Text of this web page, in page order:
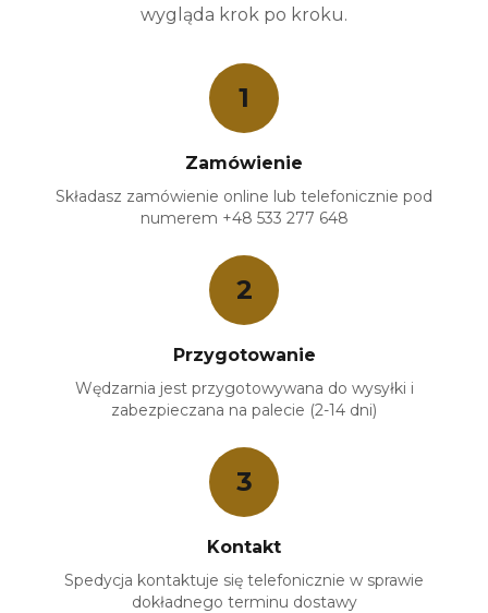
wygląda krok po kroku.
1
Zamówienie
Składasz zamówienie online lub telefonicznie pod
numerem +48 533 277 648
2
Przygotowanie
Wędzarnia jest przygotowywana do wysyłki i
zabezpieczana na palecie (2-14 dni)
3
Kontakt
Spedycja kontaktuje się telefonicznie w sprawie
dokładnego terminu dostawy